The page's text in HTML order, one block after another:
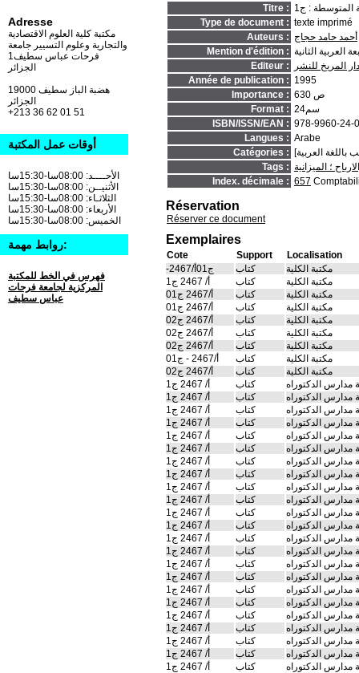
Titre :
المتوسطة : ج1
Type de document : texte imprimé
Auteurs : أحمد حامد حجاج
Mention d'édition : العربية الثانية
Editeur :
المريخ للنشر
Année de publication : 1995
Importance :
630 ص
Format :
24سم
ISBN/ISSN/EAN : 978-9960-24-
Langues : Arabe
Catégories :
Tags : ؛ الميزانية
Index. décimale : 657
Réservation
Réserver ce document
Exemplaires
Cote Support
Localisation
-ج01أ/2467
كتاب
مكتبة الكلية
أ/ 2467 ج1
كتاب
مكتبة الكلية
أ/2467 ج01
كتاب
مكتبة الكلية
أ/2467 ج01
كتاب
مكتبة الكلية
أ/2467 ج02
كتاب
مكتبة الكلية
أ/2467 ج02
كتاب
مكتبة الكلية
أ/2467 ج02
كتاب
مكتبة الكلية
أ/2467 - ج01
كتاب
مكتبة الكلية
أ/2467 ج02
كتاب
مكتبة الكلية
أ/ 2467 ج1
كتاب
مدارس الدكتوراه
أ/ 2467 ج1
كتاب
مدارس الدكتوراه
أ/ 2467 ج1
كتاب
مدارس الدكتوراه
أ/ 2467 ج1
كتاب
مدارس الدكتوراه
أ/ 2467 ج1
كتاب
مدارس الدكتوراه
أ/ 2467 ج1
كتاب
مدارس الدكتوراه
أ/ 2467 ج1
كتاب
مدارس الدكتوراه
أ/ 2467 ج1
كتاب
مدارس الدكتوراه
أ/ 2467 ج1
كتاب
مدارس الدكتوراه
أ/ 2467 ج1
كتاب
مدارس الدكتوراه
أ/ 2467 ج1
كتاب
مدارس الدكتوراه
أ/ 2467 ج1
كتاب
مدارس الدكتوراه
أ/ 2467 ج1
كتاب
مدارس الدكتوراه
أ/ 2467 ج1
كتاب
مدارس الدكتوراه
أ/ 2467 ج1
كتاب
مدارس الدكتوراه
أ/ 2467 ج1
كتاب
مدارس الدكتوراه
أ/ 2467 ج1
كتاب
مدارس الدكتوراه
أ/ 2467 ج1
كتاب
مدارس الدكتوراه
أ/ 2467 ج1
كتاب
مدارس الدكتوراه
أ/ 2467 ج1
كتاب
مدارس الدكتوراه
أ/ 2467 ج1
كتاب
مدارس الدكتوراه
أ/ 2467 ج1
كتاب
مدارس الدكتوراه
أ/ 2467 ج1
كتاب
مدارس الدكتوراه
Adresse
مكتبة كلية العلوم الاقتصادية
والتجارية وعلوم التسيير جامعة
فرحات عباس سطيف1
الجزائر
19000 هضبة الباز سطيف
+213 36 62 01 51
أوقات عمل المكتبة
الأحــــد: 08:00سا-15:30سا
الأثنيــن: 08:00سا-15:30سا
الثلاثـاء: 08:00سا-15:30سا
الأربعاء: 08:00سا-15:30سا
الخميس: 08:00سا-15:30سا
روابط مهمة:
فهرس في الخط للمكتبة
المركزية لجامعة فرحات
عباس سطيف